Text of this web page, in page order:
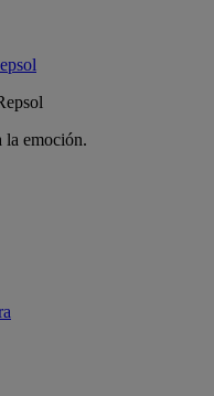
la emoción.